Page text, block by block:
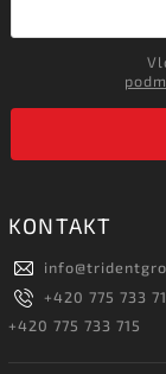
KONTAKT
info@
+420 775 733
+420 775 733 715